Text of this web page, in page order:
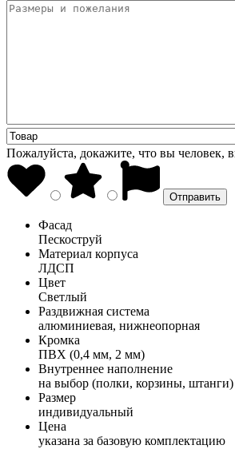
Пожалуйста, докажите, что вы человек,
Фасад
Пескоструй
Материал корпуса
ЛДСП
Цвет
Светлый
Раздвижная система
алюминиевая, нижнеопорная
Кромка
ПВХ (0,4 мм, 2 мм)
Внутреннее наполнение
на выбор (полки, корзины, штанги)
Размер
индивидуальный
Цена
указана за базовую комплектацию